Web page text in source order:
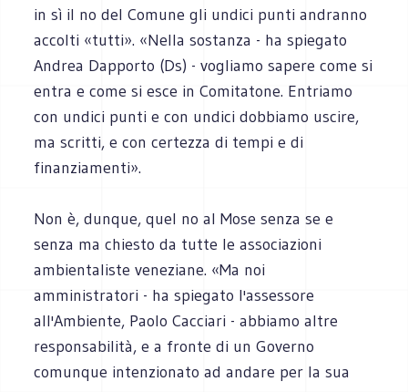
in sì il no del Comune gli undici punti andranno
accolti «tutti». «Nella sostanza - ha spiegato
Andrea Dapporto (Ds) - vogliamo sapere come si
entra e come si esce in Comitatone. Entriamo
con undici punti e con undici dobbiamo uscire,
ma scritti, e con certezza di tempi e di
finanziamenti».
Non è, dunque, quel no al Mose senza se e
senza ma chiesto da tutte le associazioni
ambientaliste veneziane. «Ma noi
amministratori - ha spiegato l'assessore
all'Ambiente, Paolo Cacciari - abbiamo altre
responsabilità, e a fronte di un Governo
comunque intenzionato ad andare per la sua